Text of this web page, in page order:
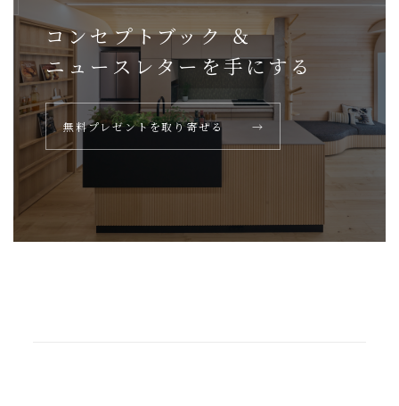
コンセプトブック ＆
ニュースレターを手にする
無料プレゼントを取り寄せる →